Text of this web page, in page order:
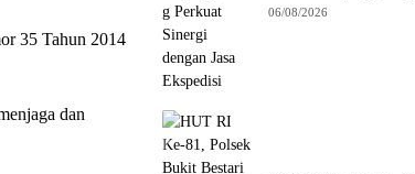
35 Tahun 2014
dan
dengan Jasa Ekspedisi
06/08/2026